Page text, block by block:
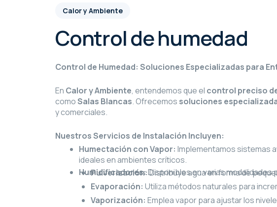
Calor y Ambiente
Control de humedad
Control de Humedad: Soluciones Especializadas para
En Calor y Ambiente, entendemos que el control preciso
comoSalas Blancas. Ofrecemos soluciones
y comerciales.
Nuestros Servicios de Instalación Incluyen:
Humectación con Vapor: Implementamos sistemas
ideales en ambientes críticos.
Humidificadores:Disponibles en varias
Pulverización:Distribuye agua en forma de
Evaporación: Utiliza métodos naturales para
Vaporización: Emplea vapor para ajustar los